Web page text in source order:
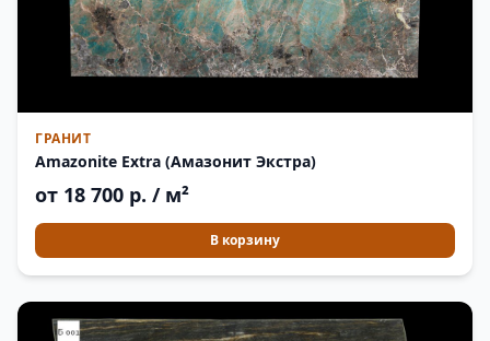
ГРАНИТ
Amazonite Extra (Амазонит Экстра)
от 18 700 р. / м²
В корзину